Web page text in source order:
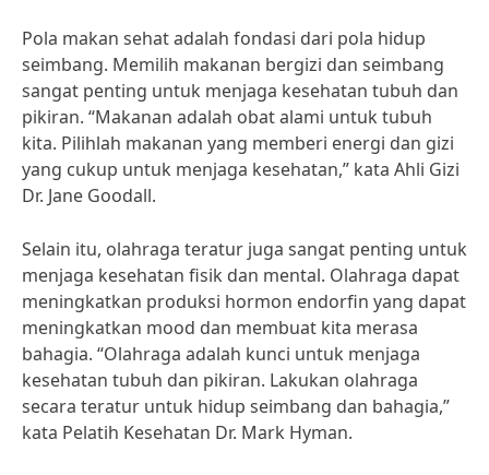
Pola makan sehat adalah fondasi dari pola hidup
seimbang. Memilih makanan bergizi dan seimbang
sangat penting untuk menjaga kesehatan tubuh dan
pikiran. “Makanan adalah obat alami untuk tubuh
kita. Pilihlah makanan yang memberi energi dan gizi
yang cukup untuk menjaga kesehatan,” kata Ahli Gizi
Dr. Jane Goodall.
Selain itu, olahraga teratur juga sangat penting untuk
menjaga kesehatan fisik dan mental. Olahraga dapat
meningkatkan produksi hormon endorfin yang dapat
meningkatkan mood dan membuat kita merasa
bahagia. “Olahraga adalah kunci untuk menjaga
kesehatan tubuh dan pikiran. Lakukan olahraga
secara teratur untuk hidup seimbang dan bahagia,”
kata Pelatih Kesehatan Dr. Mark Hyman.